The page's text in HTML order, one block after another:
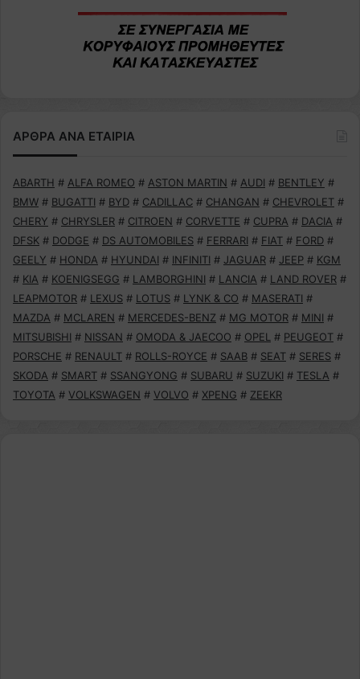
ΑΡΘΡΑ ΑΝΑ ΕΤΑΙΡΙΑ
ABARTH # ALFA ROMEO # ASTON MARTIN # AUDI # BENTLEY #
BMW # BUGATTI # BYD # CADILLAC # CHANGAN # CHEVROLET #
CHERY # CHRYSLER # CITROEN # CORVETTE # CUPRA # DACIA #
DFSK # DODGE # DS AUTOMOBILES # FERRARI # FIAT # FORD #
GEELY # HONDA # HYUNDAI # INFINITI # JAGUAR # JEEP # KGM
# KIA # KOENIGSEGG # LAMBORGHINI # LANCIA # LAND ROVER #
LEAPMOTOR # LEXUS # LOTUS # LYNK & CO # MASERATI #
MAZDA # MCLAREN # MERCEDES-BENZ # MG MOTOR # MINI #
MITSUBISHI # NISSAN # OMODA & JAECOO # OPEL # PEUGEOT #
PORSCHE # RENAULT # ROLLS-ROYCE # SAAB # SEAT # SERES #
SKODA # SMART # SSANGYONG # SUBARU # SUZUKI # TESLA #
TOYOTA # VOLKSWAGEN # VOLVO # XPENG # ZEEKR